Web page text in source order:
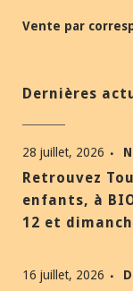
Vente par
Dernières
28 juillet, 2026
Retrouvez
enfants, à
12 et
16 juillet, 2026